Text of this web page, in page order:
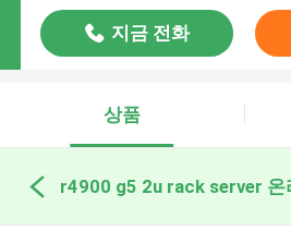
지금 전화
상품
r4900 g5 2u rack server 온